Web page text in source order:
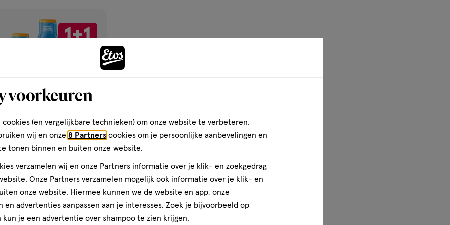
1+1
€ 24.89
24.89
voorkeuren
cookies (en vergelijkbare technieken) om onze website te verbeteren.
wij en onze 8 Partners cookies om je persoonlijke aanbevelingen en
tonen binnen en buiten onze website.
verzamelen wij en onze Partners informatie over je klik- en zoekgedrag
Onze Partners verzamelen mogelijk ook informatie over je klik- en
onze website. Hiermee kunnen we de website en app, onze
en advertenties aanpassen aan je interesses. Zoek je bijvoorbeeld op
kun je een advertentie over shampoo te zien krijgen.